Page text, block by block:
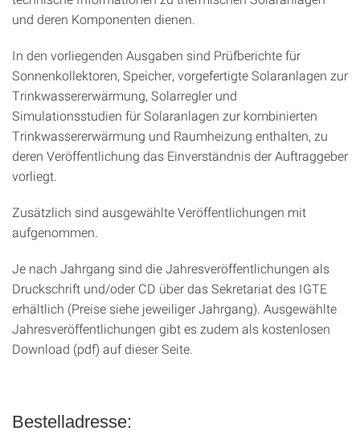
und deren Komponenten dienen.
In den vorliegenden Ausgaben sind Prüfberichte für
Sonnenkollektoren, Speicher, vorgefertigte Solaranlagen zur
Trinkwassererwärmung, Solarregler und
Simulationsstudien für Solaranlagen zur kombinierten
Trinkwassererwärmung und Raumheizung enthalten, zu
deren Veröffentlichung das Einverständnis der Auftraggeber
vorliegt.
Zusätzlich sind ausgewählte Veröffentlichungen mit
aufgenommen.
Je nach Jahrgang sind die Jahresveröffentlichungen als
Druckschrift und/oder CD über das Sekretariat des IGTE
erhältlich (Preise siehe jeweiliger Jahrgang). Ausgewählte
Jahresveröffentlichungen gibt es zudem als kostenlosen
Download (pdf) auf dieser Seite.
Bestelladresse: